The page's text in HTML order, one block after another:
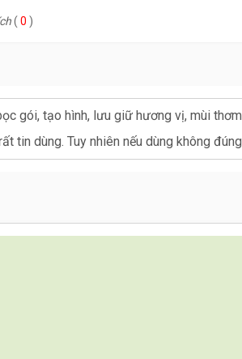
(0 )
gói, tạo hình, lưu giữ hương vị, mùi
tin dùng. Tuy nhiên nếu dùng không